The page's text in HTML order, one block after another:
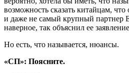
возможность сказать китайцам,
и даже не самый крупный
наверное, так объяснил ее
Но есть, что называется, нюансы.
«СП»: Поясните.